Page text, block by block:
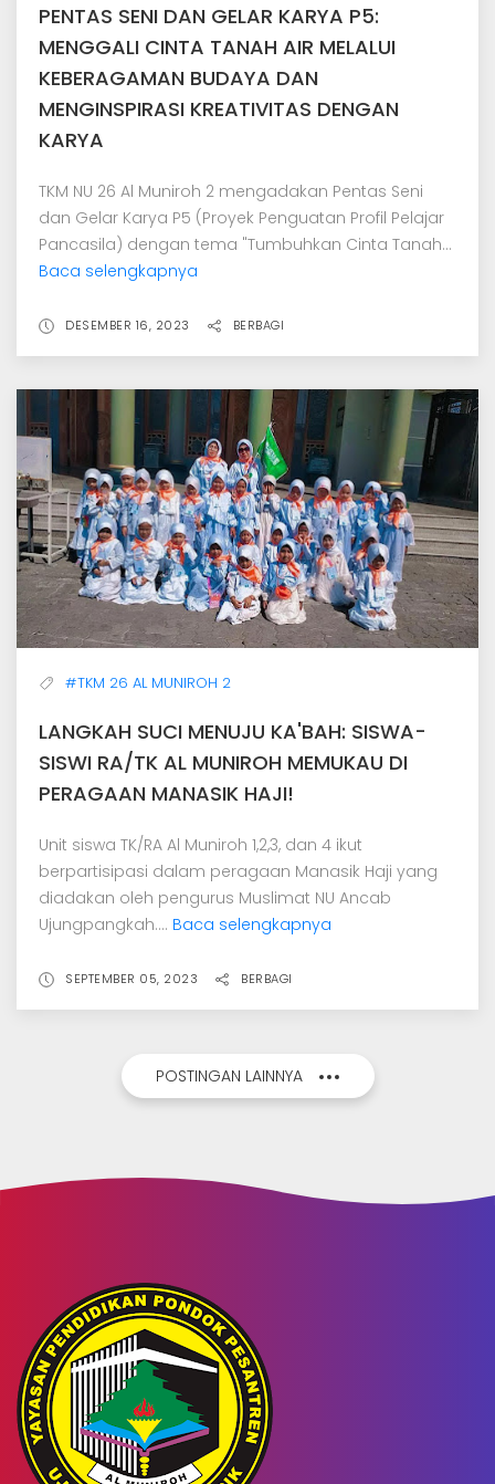
PENTAS SENI DAN GELAR KARYA P5:
MENGGALI CINTA TANAH AIR MELALUI
KEBERAGAMAN BUDAYA DAN
MENGINSPIRASI KREATIVITAS DENGAN
KARYA
TKM NU 26 Al Muniroh 2 mengadakan Pentas Seni
dan Gelar Karya P5 (Proyek Penguatan Profil Pelajar
Pancasila) dengan tema "Tumbuhkan Cinta Tanah...
Baca selengkapnya
DESEMBER 16, 2023 BERBAGI
#TKM 26 AL MUNIROH 2
LANGKAH SUCI MENUJU KA'BAH: SISWA-
SISWI RA/TK AL MUNIROH MEMUKAU DI
PERAGAAN MANASIK HAJI!
Unit siswa TK/RA Al Muniroh 1,2,3, dan 4 ikut
berpartisipasi dalam peragaan Manasik Haji yang
diadakan oleh pengurus Muslimat NU Ancab
Ujungpangkah.... Baca selengkapnya
SEPTEMBER 05, 2023 BERBAGI
POSTINGAN LAINNYA